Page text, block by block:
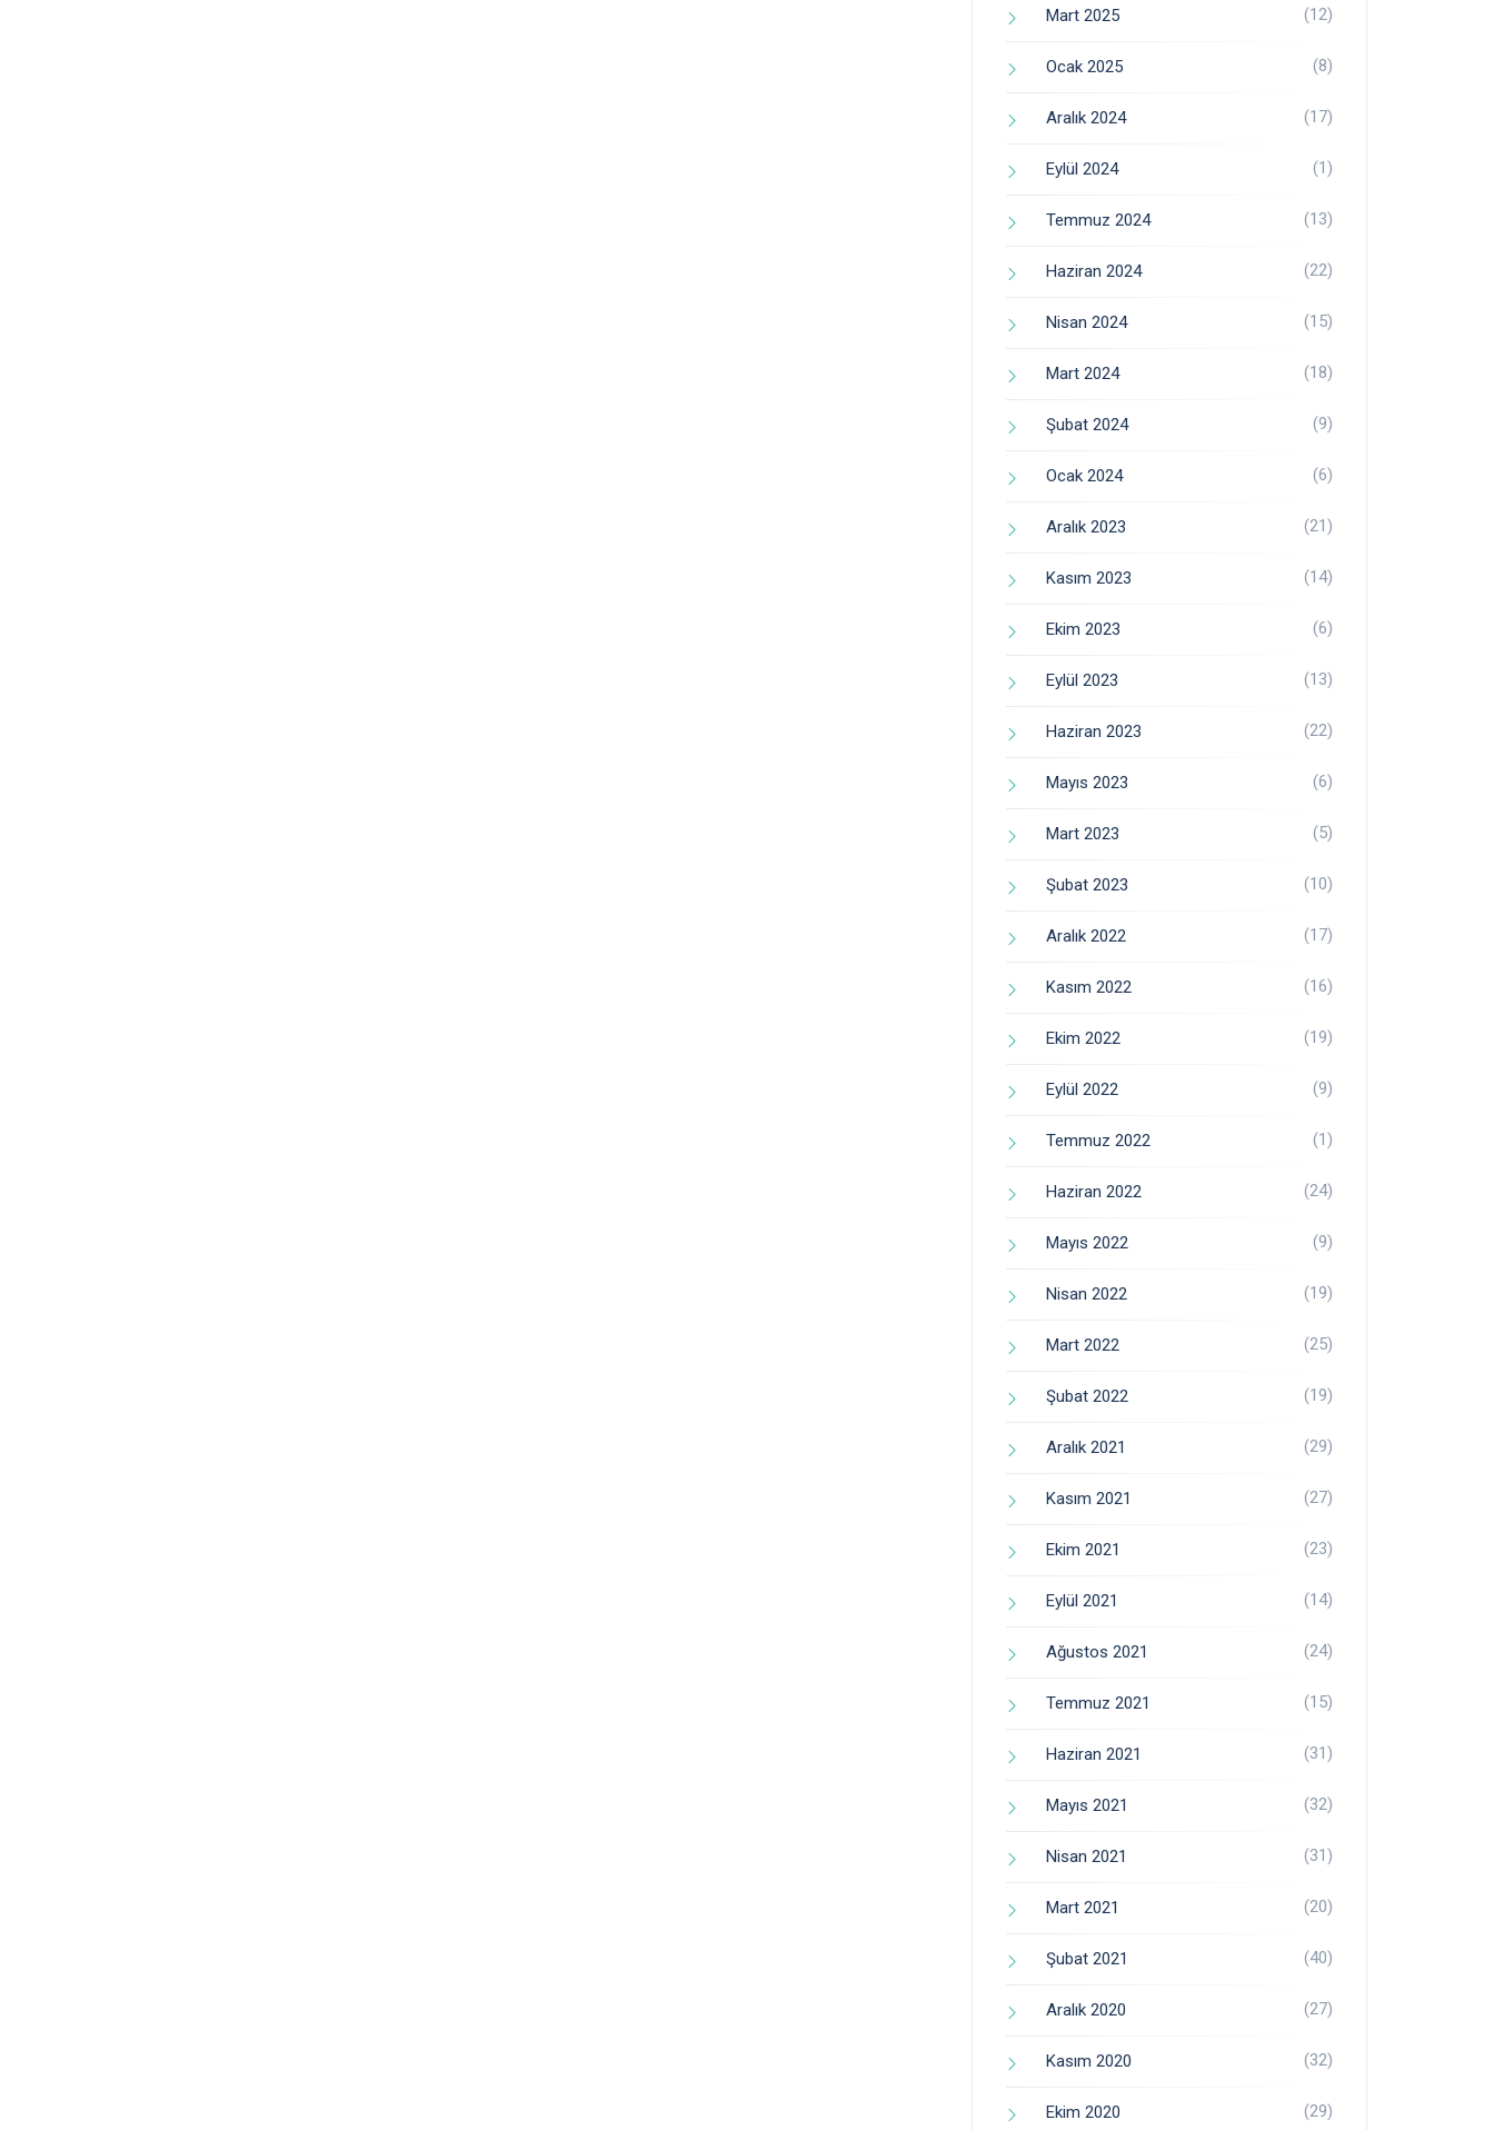
Mart 2025 (12)
Ocak 2025 (8)
Aralık 2024 (17)
Eylül 2024 (1)
Temmuz 2024 (13)
Haziran 2024 (22)
Nisan 2024 (15)
Mart 2024 (18)
Şubat 2024 (9)
Ocak 2024 (6)
Aralık 2023 (21)
Kasım 2023 (14)
Ekim 2023 (6)
Eylül 2023 (13)
Haziran 2023 (22)
Mayıs 2023 (6)
Mart 2023 (5)
Şubat 2023 (10)
Aralık 2022 (17)
Kasım 2022 (16)
Ekim 2022 (19)
Eylül 2022 (9)
Temmuz 2022 (1)
Haziran 2022 (24)
Mayıs 2022 (9)
Nisan 2022 (19)
Mart 2022 (25)
Şubat 2022 (19)
Aralık 2021 (29)
Kasım 2021 (27)
Ekim 2021 (23)
Eylül 2021 (14)
Ağustos 2021 (24)
Temmuz 2021 (15)
Haziran 2021 (31)
Mayıs 2021 (32)
Nisan 2021 (31)
Mart 2021 (20)
Şubat 2021 (40)
Aralık 2020 (27)
Kasım 2020 (32)
Ekim 2020 (29)